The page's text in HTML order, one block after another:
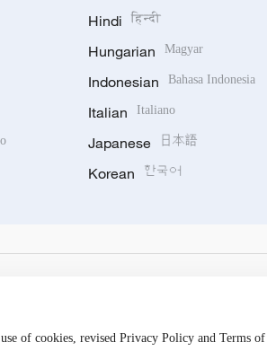
Hindi हिन्दी
Hungarian Magyar
Indonesian Bahasa Indonesia
Italian Italiano
Japanese 日本語
Korean 한국어
of cookies, revised Privacy Policy and Terms